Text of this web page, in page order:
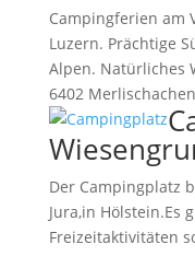
Campingferien am
Luzern. Prächtige
Alpen. Natürliches
6402
Der Campingplatz
Jura,in Hölstein.Es
Freizeitaktivitäten